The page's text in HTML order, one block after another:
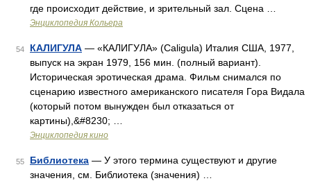
где происходит действие, и зрительный зал. Сцена …
Энциклопедия Кольера
54 КАЛИГУЛА — «КАЛИГУЛА» (Caligula) Италия CША, 1977,
выпуск на экран 1979, 156 мин. (полный вариант).
Историческая эротическая драма. Фильм снимался по
сценарию известного американского писателя Гора Видала
(который потом вынужден был отказаться от
картины),&#8230; …
Энциклопедия кино
55 Библиотека — У этого термина существуют и другие
значения, см. Библиотека (значения) …